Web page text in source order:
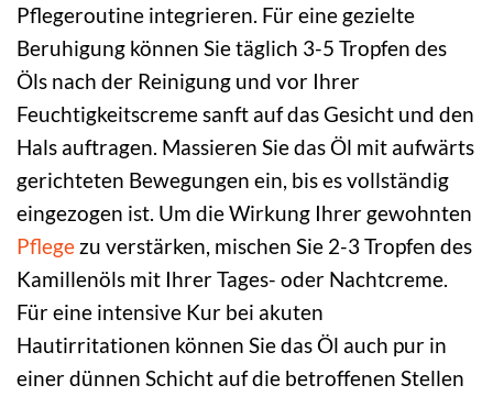
Pflegeroutine integrieren. Für eine gezielte
Beruhigung können Sie täglich 3-5 Tropfen des
Öls nach der Reinigung und vor Ihrer
Feuchtigkeitscreme sanft auf das Gesicht und den
Hals auftragen. Massieren Sie das Öl mit aufwärts
gerichteten Bewegungen ein, bis es vollständig
eingezogen ist. Um die Wirkung Ihrer gewohnten
Pflege zu verstärken, mischen Sie 2-3 Tropfen des
Kamillenöls mit Ihrer Tages- oder Nachtcreme.
Für eine intensive Kur bei akuten
Hautirritationen können Sie das Öl auch pur in
einer dünnen Schicht auf die betroffenen Stellen